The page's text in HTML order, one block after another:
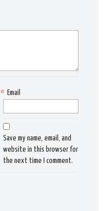
Email
*
Save my name, email, and
website in this browser for
the next time I comment.